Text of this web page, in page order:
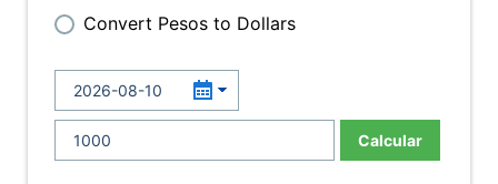
Convert Pesos to Dollars
Calcular